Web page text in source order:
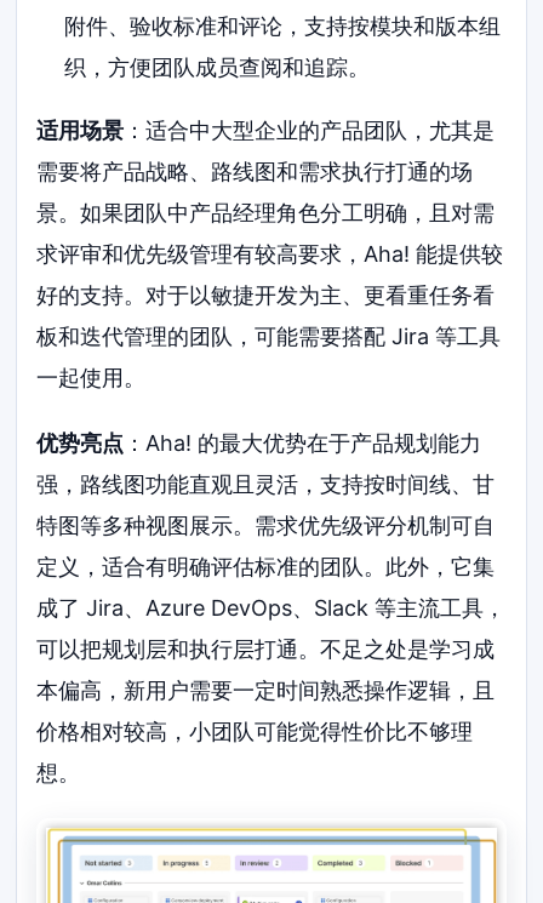
附件、验收标准和评论，支持按模块和版本组
织，方便团队成员查阅和追踪。
适用场景 ：适合中大型企业的产品团队，尤其是
需要将产品战略、路线图和需求执行打通的场
景。如果团队中产品经理角色分工明确，且对需
求评审和优先级管理有较高要求，Aha! 能提供较
好的支持。对于以敏捷开发为主、更看重任务看
板和迭代管理的团队，可能需要搭配 Jira 等工具
一起使用。
优势亮点 ：Aha! 的最大优势在于产品规划能力
强，路线图功能直观且灵活，支持按时间线、甘
特图等多种视图展示。需求优先级评分机制可自
定义，适合有明确评估标准的团队。此外，它集
成了 Jira、Azure DevOps、Slack 等主流工具，
可以把规划层和执行层打通。不足之处是学习成
本偏高，新用户需要一定时间熟悉操作逻辑，且
价格相对较高，小团队可能觉得性价比不够理
想。